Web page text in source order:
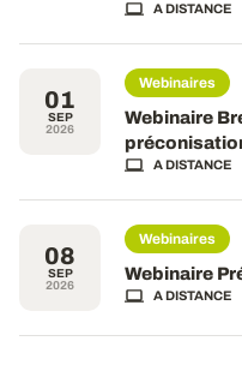
A DISTANCE
01
SEP
2026
Webinaires
Webinaire
A DISTANCE
08
SEP
2026
Webinaires
Webinaire
A DISTANCE